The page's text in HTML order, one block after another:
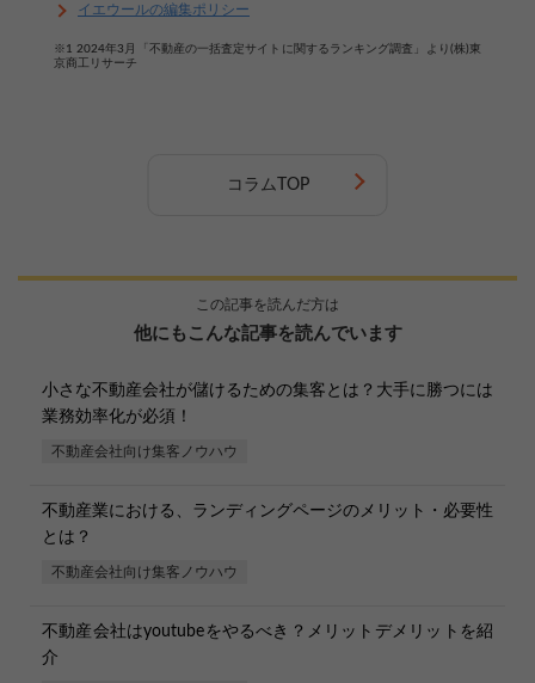
イエウールの編集ポリシー
※1 2024年3月「不動産の一括査定サイトに関するランキング調査」より(株)東
京商工リサーチ
コラムTOP
この記事を読んだ方は
他にもこんな記事を読んでいます
小さな不動産会社が儲けるための集客とは？大手に勝つには
業務効率化が必須！
不動産会社向け集客ノウハウ
不動産業における、ランディングページのメリット・必要性
とは？
不動産会社向け集客ノウハウ
不動産会社はyoutubeをやるべき？メリットデメリットを紹
介